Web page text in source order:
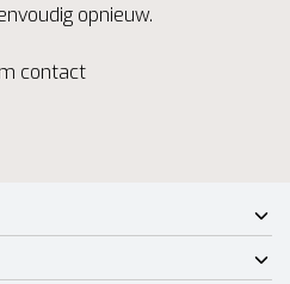
opnieuw.
contact